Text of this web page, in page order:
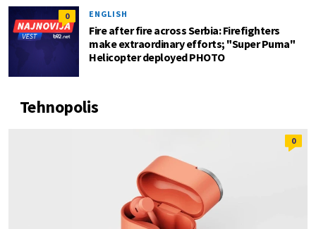
0 ENGLISH
Fire after fire across Serbia: Firefighters
make extraordinary efforts; "Super Puma"
Helicopter deployed PHOTO
Tehnopolis
0